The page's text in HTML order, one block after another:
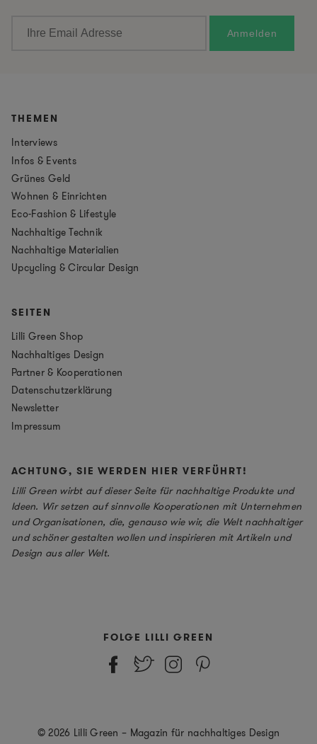
THEMEN
Interviews
Infos & Events
Grünes Geld
Wohnen & Einrichten
Eco-Fashion & Lifestyle
Nachhaltige Technik
Nachhaltige Materialien
Upcycling & Circular Design
SEITEN
Lilli Green Shop
Nachhaltiges Design
Partner & Kooperationen
Datenschutzerklärung
Newsletter
Impressum
ACHTUNG, SIE WERDEN HIER VERFÜHRT!
Lilli Green wirbt auf dieser Seite für nachhaltige Produkte und
Ideen. Wir setzen auf sinnvolle Kooperationen mit Unternehmen
und Organisationen, die, genauso wie wir, die Welt nachhaltiger
und schöner gestalten wollen und inspirieren mit Artikeln und
Design aus aller Welt.
FOLGE LILLI GREEN
© 2026 Lilli Green – Magazin für nachhaltiges Design